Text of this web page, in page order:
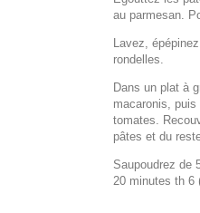
au parmesan.
Lavez,
rondelles.
Dans un plat à
macaronis,
tomates.
pâtes et du
Saupoudrez de
20 minutes th 6